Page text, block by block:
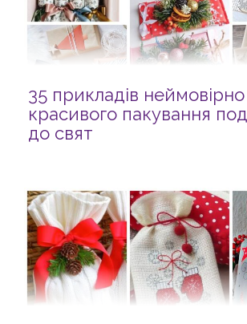
35 прикладів неймовірно
красивого пакування
до свят